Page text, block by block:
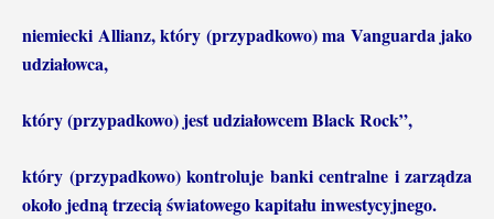
niemiecki Allianz, który (przypadkowo) ma Vanguarda jako
udziałowca,
który(przypadkowo) jest udziałowcem Black Rock”,
który (przypadkowo) kontroluje banki centralne i zarządza
około jedną trzecią światowego kapitału inwestycyjnego.